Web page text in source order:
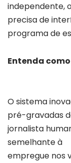
independente,
precisa de
programa de
Entenda
O sistema
pré-gravadas
jornalista
semelhante à
empregue nos